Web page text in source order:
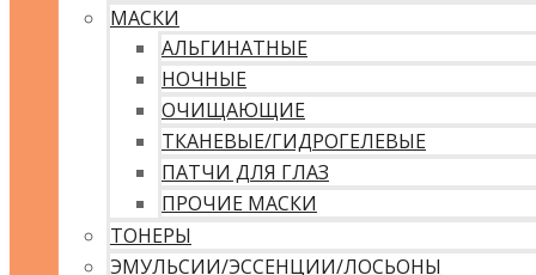
МАСКИ
АЛЬГИНАТНЫЕ
НОЧНЫЕ
ОЧИЩАЮЩИЕ
ТКАНЕВЫЕ/ГИДРОГЕЛЕВЫЕ
ПАТЧИ ДЛЯ ГЛАЗ
ПРОЧИЕ МАСКИ
ТОНЕРЫ
ЭМУЛЬСИИ/ЭССЕНЦИИ/ЛОСЬОНЫ